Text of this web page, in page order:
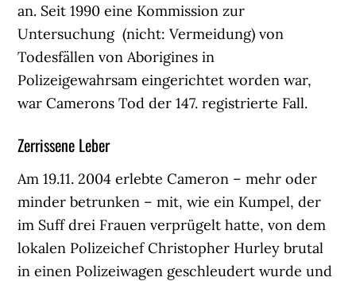
an. Seit 1990 eine Kommission zur
Untersuchung (nicht: Vermeidung) von
Todesfällen von Aborigines in
Polizeigewahrsam eingerichtet worden war,
war Camerons Tod der 147. registrierte Fall.
Zerrissene Leber
Am 19.11. 2004 erlebte Cameron – mehr oder
minder betrunken – mit, wie ein Kumpel, der
im Suff drei Frauen verprügelt hatte, von dem
lokalen Polizeichef Christopher Hurley brutal
in einen Polizeiwagen geschleudert wurde und